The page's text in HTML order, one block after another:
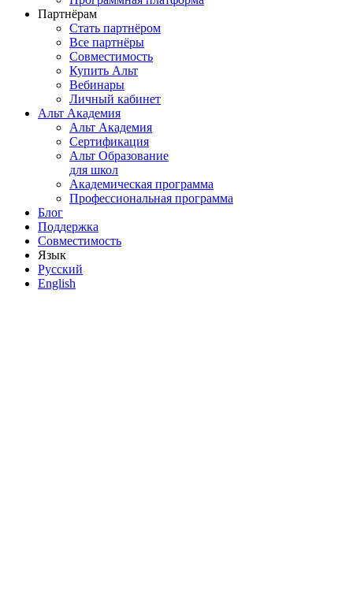
Партнёрам
Стать партнёром
Все партнёры
Совместимость
Купить Альт
Вебинары
Личный кабинет
Альт Академия
Альт Академия
Сертификация
Альт Образование
для школ
Академическая программа
Профессиональная программа
Блог
Поддержка
Совместимость
Язык
Русский
English